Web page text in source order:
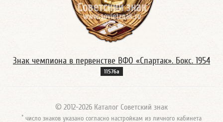
Знак чемпиона в первенстве ВФО «Спартак». Бокс. 1954
11576а
© 2012-2026 Каталог Советский знак
* число знаков указано согласно настройкам из личного кабинета